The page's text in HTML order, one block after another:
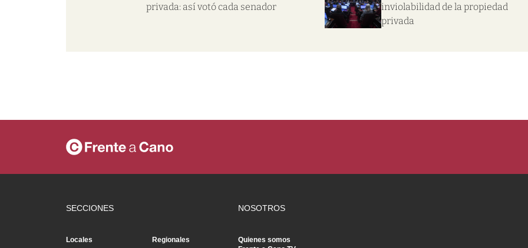
privada: así votó cada senador
inviolabilidad de la propiedad
privada
SECCIONES
Locales Regionales
NOSOTROS
Quienes somos